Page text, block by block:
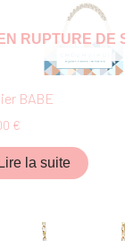
EN RUPTURE DE
BABE
€
Lire la suite